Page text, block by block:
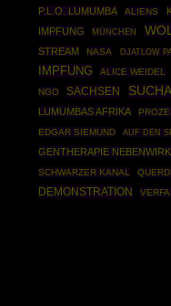
P.L.O. LUMUMBA ALIENS
IMPFUNG
MÜNCHEN
STREAM
NASA DJATLOW
IMPFUNG
ALICE WEIDEL
NGO SACHSEN
LUMUMBAS AFRIKA
EDGAR SIEMUND AUF DEN
GENTHERAPIE
SCHWARZER KANAL
DEMONSTRATION